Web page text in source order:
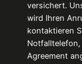
versichert.
wird Ihren
kontaktieren
Notfalltelefon,
Agreement